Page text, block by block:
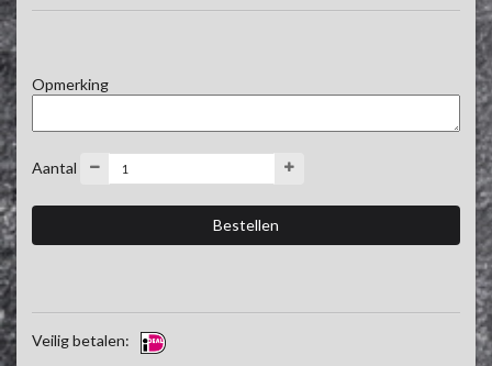
Opmerking
Aantal
Veilig betalen: